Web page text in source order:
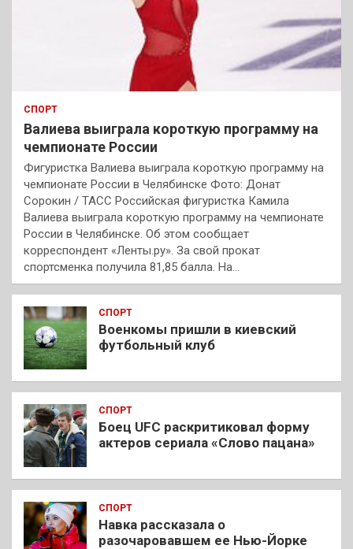
СПОРТ
Валиева выиграла короткую программу на
чемпионате России
Фигуристка Валиева выиграла короткую программу на
чемпионате России в Челябинске Фото: Донат
Сорокин / ТАСС Российская фигуристка Камила
Валиева выиграла короткую программу на чемпионате
России в Челябинске. Об этом сообщает
корреспондент «Ленты.ру». За свой прокат
спортсменка получила 81,85 балла. На…
СПОРТ
Военкомы пришли в киевский
футбольный клуб
СПОРТ
Боец UFC раскритиковал форму
актеров сериала «Слово пацана»
СПОРТ
Навка рассказала о
разочаровавшем ее Нью-Йорке